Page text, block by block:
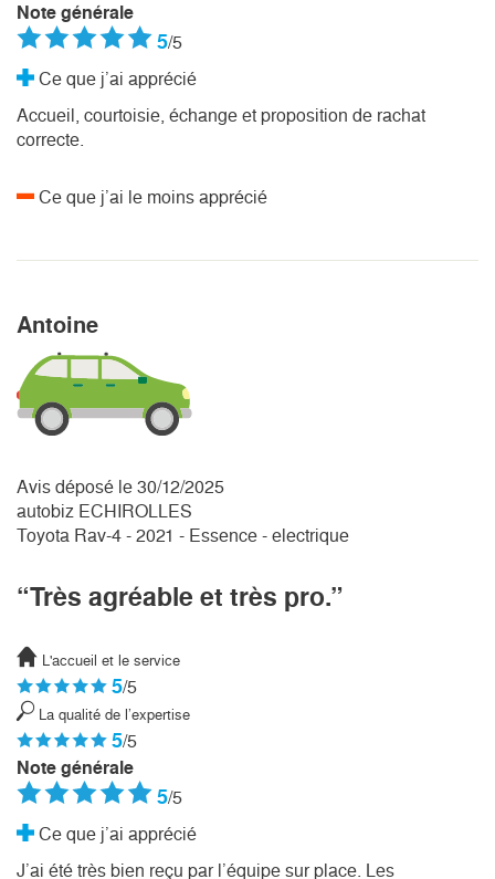
Note générale
5/5
Ce que j’ai apprécié
Accueil, courtoisie, échange et proposition de rachat
correcte.
Ce que j’ai le moins apprécié
Antoine
Avis déposé le 30/12/2025
autobiz ECHIROLLES
Toyota Rav-4 - 2021 - Essence - electrique
“Très agréable et très pro.”
L'accueil et le service
5/5
La qualité de l’expertise
5/5
Note générale
5/5
Ce que j’ai apprécié
J’ai été très bien reçu par l’équipe sur place. Les